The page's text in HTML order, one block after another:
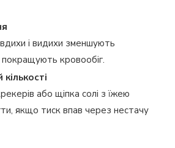
вдихи і видихи зменшують
покращують кровообіг.
кількості
або щіпка солі з їжею
якщо тиск впав через нестачу